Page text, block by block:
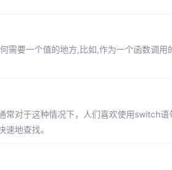
要一个值的地方,比如,作为一个函数调用
常对于这种情况下，人们喜欢使用switch语
地查找。